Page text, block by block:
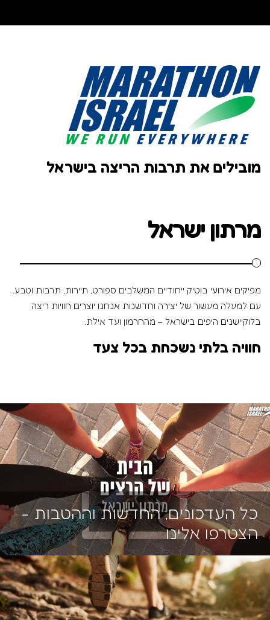
מובילים את תרבות הריצה בישראל
מרתון ישראל
מפיקים אירועי בוטיק ייחודיים המשלבים ספורט, תיירות, תרבות וטבע.
עם למעלה מעשור של יצירה וחדשנות אנחנו יוצרים חוויות ריצה
בלוקיישנים היפים בישראל – מהחרמון ועד אילת.
חוויה בלתי נשכחת בכל צעד
כל העדכונים, החדשות וההטבות -
הצטרפו אלינו